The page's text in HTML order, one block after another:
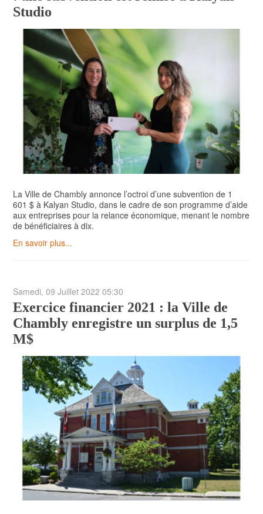
Studio
La Ville de Chambly annonce l’octroi d’une subvention de 1
601 $ à Kalyan Studio, dans le cadre de son programme d’aide
aux entreprises pour la relance économique, menant le nombre
de bénéficiaires à dix.
En savoir plus...
Samedi, 09 Juillet 2022 05:30
Exercice financier 2021 : la Ville de
Chambly enregistre un surplus de 1,5
M$